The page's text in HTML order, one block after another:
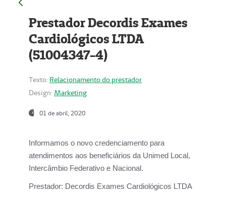
Prestador Decordis Exames
Cardiológicos LTDA
(51004347-4)
Texto: Relacionamento do prestador
Design: Marketing
01 de abril, 2020
Informamos o novo credenciamento para
atendimentos aos beneficiários da Unimed Local,
Intercâmbio Federativo e Nacional.
Prestador: Decordis Exames Cardiológicos LTDA